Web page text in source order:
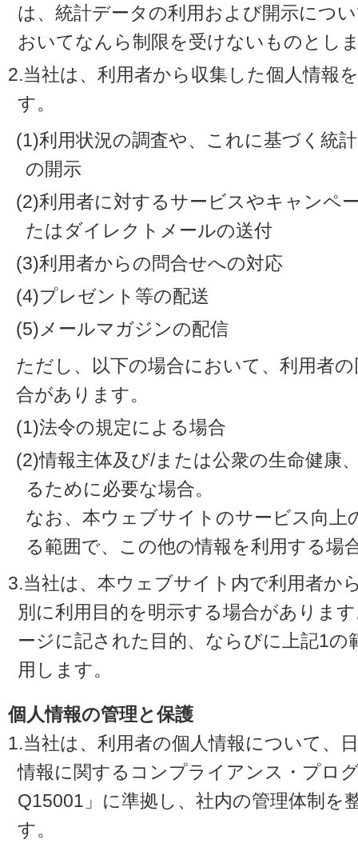
は、統計データの利用および開示につ
おいてなんら制限を受けないものとし
2.当社は、利用者から収集した個人情報
す。
(1)利用状況の調査や、これに基づく統
の開示
(2)利用者に対するサービスやキャンペ
たはダイレクトメールの送付
(3)利用者からの問合せへの対応
(4)プレゼント等の配送
(5)メールマガジンの配信
ただし、以下の場合において、利用者
合があります。
(1)法令の規定による場合
(2)情報主体及び/または公衆の生命健康
るために必要な場合。
なお、本ウェブサイトのサービス向上
る範囲で、この他の情報を利用する場
3.当社は、本ウェブサイト内で利用者か
別に利用目的を明示する場合がありま
ージに記された目的、ならびに上記1の
用します。
個人情報の管理と保護
1.当社は、利用者の個人情報について、
情報に関するコンプライアンス・プロ
Q15001」に準拠し、社内の管理体制を
す。